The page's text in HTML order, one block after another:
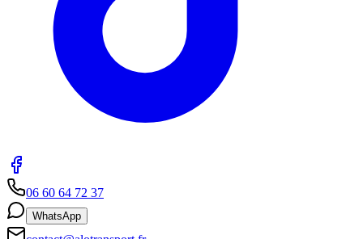
06 60 64 72 37
WhatsApp